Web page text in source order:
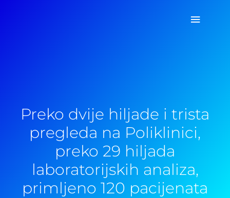
Glavni
Preko dvije hiljade i trista
pregleda na Poliklinici,
preko 29 hiljada
laboratorijskih analiza,
primljeno 120 pacijenata